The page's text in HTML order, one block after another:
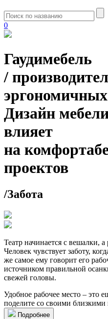
0
Гаудимебель
/
Дизайн
влияет
на
проектов
/Забота
Театр начинается с вешалки, а
Человек чувствует заботу,
же самое ему говорит его
источником правильной
свежей головы.
Удобное рабочее место – это
поделите со своими близкими
Подробнее